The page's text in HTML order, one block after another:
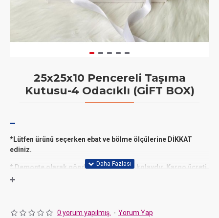
25x25x10 Pencereli Taşıma
Kutusu-4 Odacıklı (GİFT BOX)
*Lütfen ürünü seçerken ebat ve bölme ölçülerine DİKKAT
ediniz.
* D emonte olarak gönderilir,katlaması kolaydır. Kargo ücreti
ALICI'ya aittir.
* 25x25x10 cm ölçülerinde karton kutu.
0 yorum yapılmış. - Yorum Yap